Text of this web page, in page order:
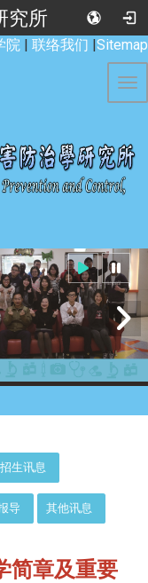
究所
院 | 联络我们 |Sitemap
招生讯息
导 其他讯息
简章及重要